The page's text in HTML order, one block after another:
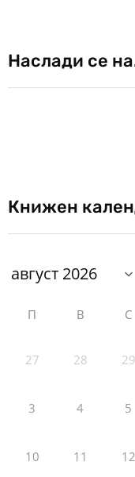
Наслади се
Книжен
П В С
27 28 29
3 4 5
10 11 12